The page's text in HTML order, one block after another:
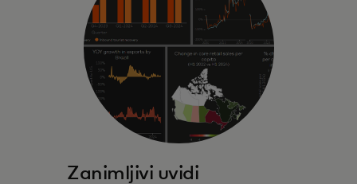
Zanimljivi uvidi